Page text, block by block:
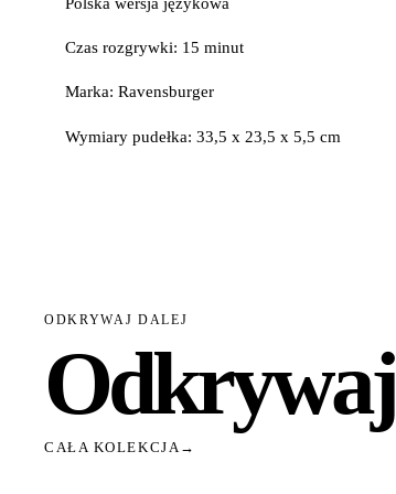
Czas rozgrywki: 15 minut
Marka: Ravensburger
Wymiary pudełka: 33,5 x 23,5 x 5,5 cm
ODKRYWAJ DALEJ
Odkrywaj
CAŁA KOLEKCJA →